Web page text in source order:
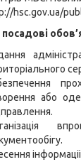
hsc.gov.ua/
посадові
або